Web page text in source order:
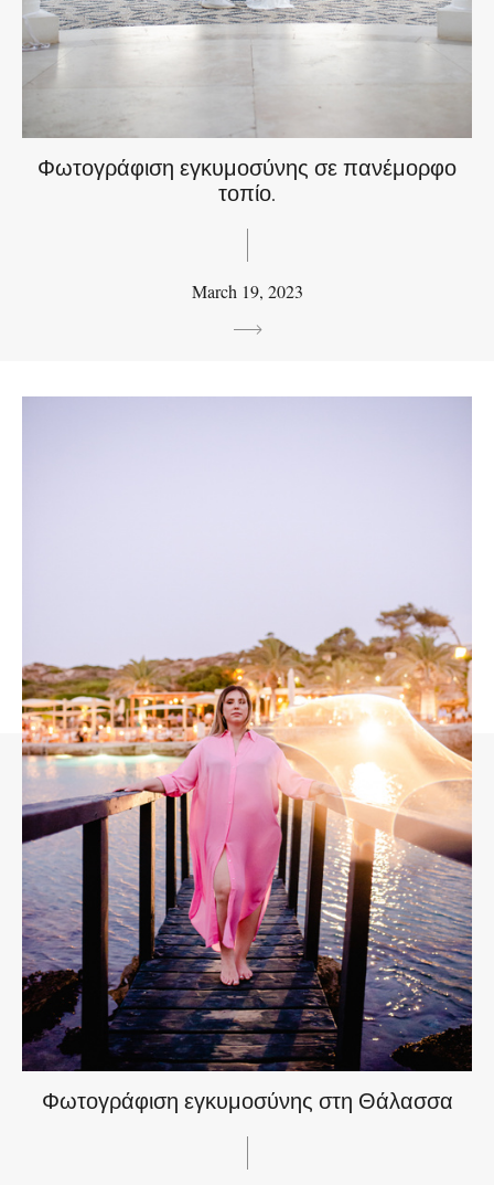
Φωτογράφιση εγκυμοσύνης σε πανέμορφο
τοπίο.
March 19, 2023
Φωτογράφιση εγκυμοσύνης στη Θάλασσα